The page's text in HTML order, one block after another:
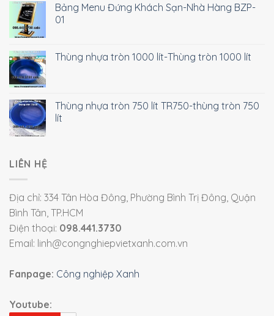
Bảng Menu Đứng Khách Sạn-Nhà Hàng BZP-
01
Thùng nhựa tròn 1000 lít-Thùng tròn 1000 lít
Thùng nhựa tròn 750 lít TR750-thùng tròn 750
lít
LIÊN HỆ
Địa chỉ: 334 Tân Hòa Đông, Phường Bình Trị Đông, Quận
Bình Tân, TP.HCM
Điện thoại: 098.441.3730
Email: linh@congnghiepvietxanh.com.vn
Fanpage: Công nghiệp Xanh
Youtube: